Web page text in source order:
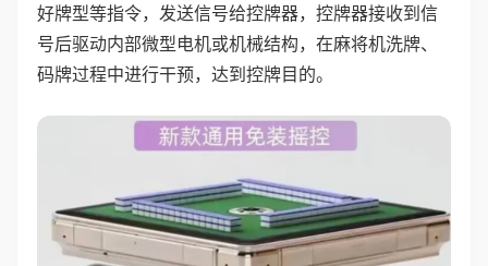
好牌型等指令，发送信号给控牌器，控牌器接收到信
号后驱动内部微型电机或机械结构，在麻将机洗牌、
码牌过程中进行干预，达到控牌目的。